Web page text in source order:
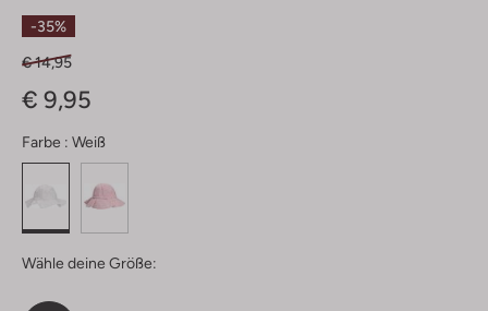
-35%
€ 14,95
€ 9,95
Farbe : Weiß
Wähle deine Größe: